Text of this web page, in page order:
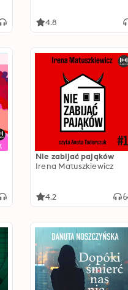
4.8
Nie zabijać pająków
Irena Matuszkiewicz
4.2